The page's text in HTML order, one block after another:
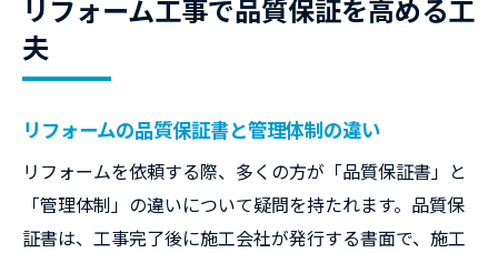
リフォーム工事で品質保証を高める工
夫
リフォームの品質保証書と管理体制の違い
リフォームを依頼する際、多くの方が「品質保証書」と
「管理体制」の違いについて疑問を持たれます。品質保
証書は、工事完了後に施工会社が発行する書面で、施工